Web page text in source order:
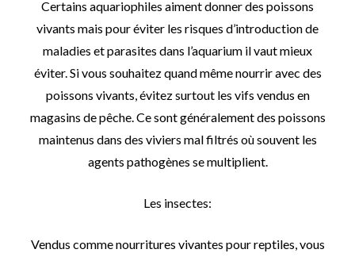
Certains aquariophiles aiment donner des poissons
vivants mais pour éviter les risques d’introduction de
maladies et parasites dans l’aquarium il vaut mieux
éviter. Si vous souhaitez quand même nourrir avec des
poissons vivants, évitez surtout les vifs vendus en
magasins de pêche. Ce sont généralement des poissons
maintenus dans des viviers mal filtrés où souvent les
agents pathogènes se multiplient.
Les insectes:
Vendus comme nourritures vivantes pour reptiles, vous